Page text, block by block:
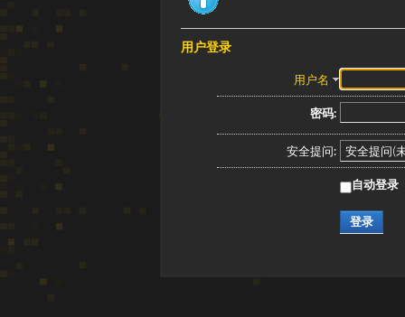
用户登录
用户名
密码:
安全提问:
自动登录
登录